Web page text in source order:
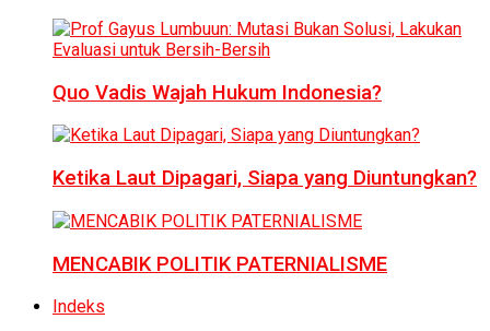
Quo Vadis Wajah Hukum Indonesia?
Ketika Laut Dipagari, Siapa yang Diuntungkan?
MENCABIK POLITIK PATERNIALISME
Indeks